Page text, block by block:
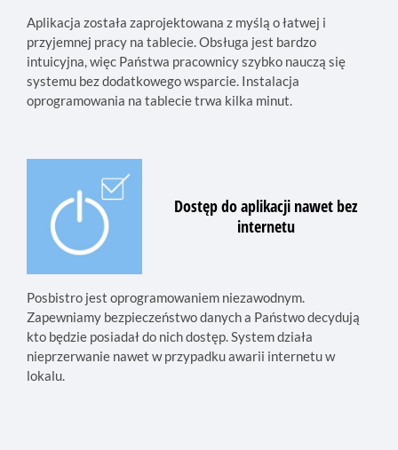
Aplikacja została zaprojektowana z myślą o łatwej i
przyjemnej pracy na tablecie. Obsługa jest bardzo
intuicyjna, więc Państwa pracownicy szybko nauczą się
systemu bez dodatkowego wsparcie. Instalacja
oprogramowania na tablecie trwa kilka minut.
Dostęp do aplikacji nawet bez
internetu
Posbistro jest oprogramowaniem niezawodnym.
Zapewniamy bezpieczeństwo danych a Państwo decydują
kto będzie posiadał do nich dostęp. System działa
nieprzerwanie nawet w przypadku awarii internetu w
lokalu.